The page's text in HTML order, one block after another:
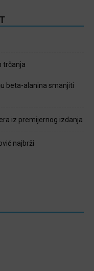
trčanja
beta-alanina smanjiti
iz premijernog izdanja
najbrži